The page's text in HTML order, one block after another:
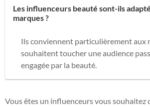
Les influenceurs beauté sont-ils
marques ?
Ils conviennent particulièrement aux
souhaitent toucher une audience
engagée par la beauté.
Vous êtes un influenceurs vous souhaitez